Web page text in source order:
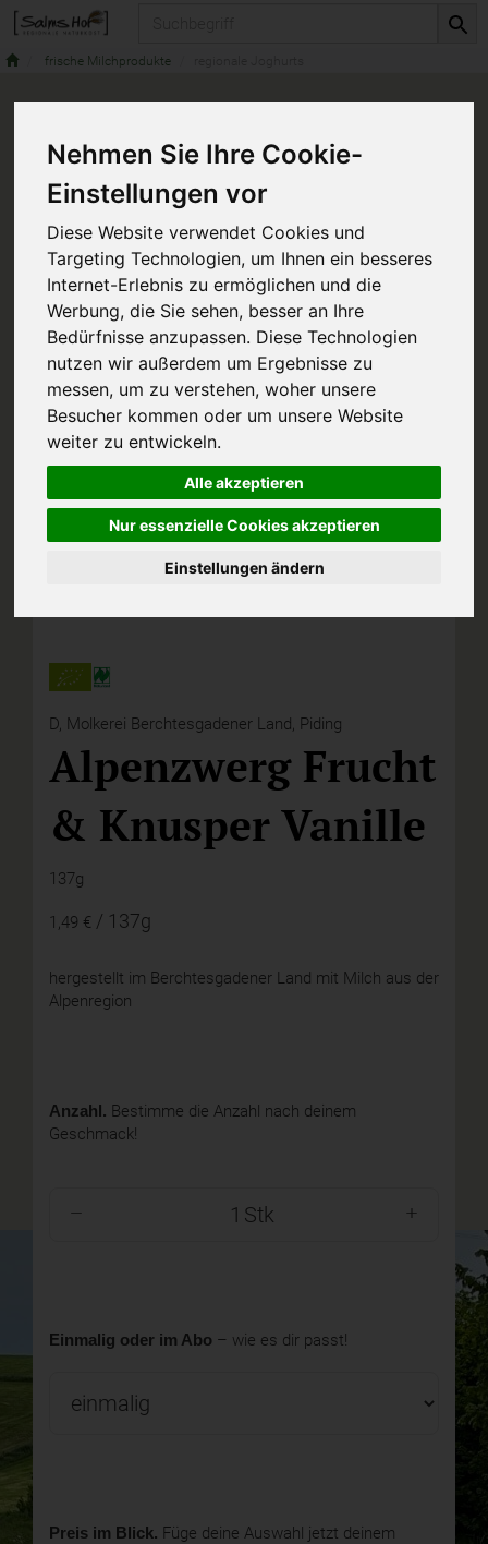
Nehmen Sie Ihre Cookie-
Einstellungen vor
Diese Website verwendet Cookies und
Targeting Technologien, um Ihnen ein besseres
Internet-Erlebnis zu ermöglichen und die
Werbung, die Sie sehen, besser an Ihre
Bedürfnisse anzupassen. Diese Technologien
nutzen wir außerdem um Ergebnisse zu
messen, um zu verstehen, woher unsere
Besucher kommen oder um unsere Website
weiter zu entwickeln.
Alle akzeptieren
Nur essenzielle Cookies akzeptieren
Einstellungen ändern
frische Milchprodukte
D, Molkerei Berchtesgadener Land, Piding
Alpenzwerg Frucht
& Knusper Vanille
137g
1,49 € / 137g
hergestellt im Berchtesgadener Land mit Milch aus der
Alpenregion
Anzahl. Bestimme die Anzahl nach deinem
Geschmack!
Stk
Einmalig oder im Abo – wie es dir passt!
Preis im Blick. Füge deine Auswahl jetzt deinem